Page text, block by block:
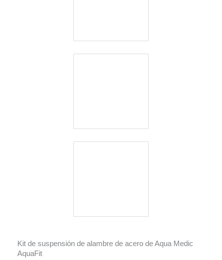
Kit de suspensión de alambre de acero de Aqua Medic
AquaFit